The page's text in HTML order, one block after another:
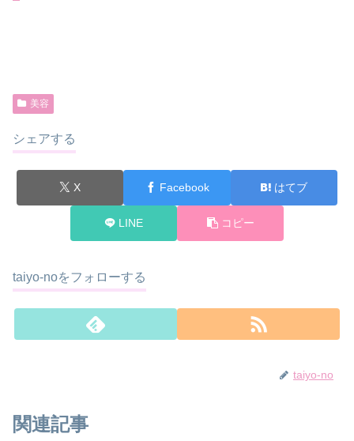
美容
シェアする
X Facebook はてブ
LINE コピー
taiyo-noをフォローする
taiyo-no
関連記事